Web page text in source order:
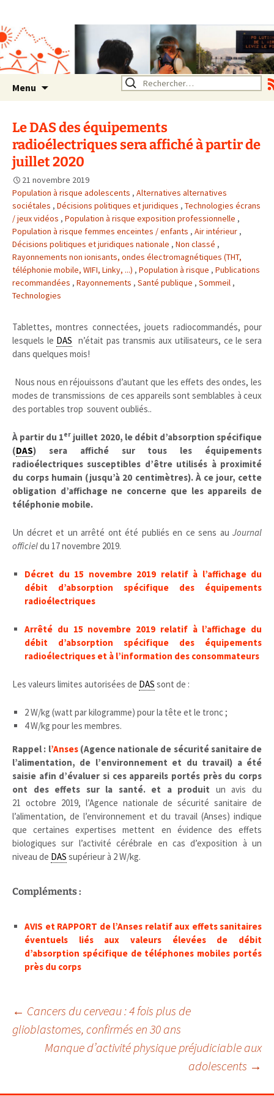
Rhône Alpes
Un environnement sain pour
la santé de tous
Menu Rechercher :
Le DAS des équipements
radioélectriques sera affiché à partir de
juillet 2020
21 novembre 2019
Population à risque adolescents , Alternatives alternatives
sociétales , Décisions politiques et juridiques , Technologies écrans
/ jeux vidéos , Population à risque exposition professionnelle ,
Population à risque femmes enceintes / enfants , Air intérieur ,
Décisions politiques et juridiques nationale , Non classé ,
Rayonnements non ionisants, ondes électromagnétiques (THT,
téléphonie mobile, WIFI, Linky, ...) , Population à risque , Publications
recommandées , Rayonnements , Santé publique , Sommeil ,
Technologies
Tablettes, montres connectées, jouets radiocommandés, pour
lesquels le DAS n’était pas transmis aux utilisateurs, ce le sera
dans quelques mois!
Nous nous en réjouissons d’autant que les effets des ondes, les
modes de transmissions de ces appareils sont semblables à ceux
des portables trop souvent oubliés..
À partir du 1er juillet 2020, le débit d’absorption spécifique
(DAS) sera affiché sur tous les équipements
radioélectriques susceptibles d’être utilisés à proximité
du corps humain (jusqu’à 20 centimètres). À ce jour, cette
obligation d’affichage ne concerne que les appareils de
téléphonie mobile.
Un décret et un arrêté ont été publiés en ce sens au Journal
officieldu 17 novembre 2019.
Décret du 15 novembre 2019 relatif à l’affichage du
débit d’absorption spécifique des équipements
radioélectriques
Arrêté du 15 novembre 2019 relatif à l’affichage du
débit d’absorption spécifique des équipements
radioélectriques et à l’information des consommateurs
Les valeurs limites autorisées de DAS sont de :
2 W/kg (watt par kilogramme) pour la tête et le tronc ;
4 W/kg pour les membres.
Rappel : l’Anses(Agence nationale de sécurité sanitaire de
l’alimentation, de l’environnement et du travail) a été
saisie afin d’évaluer si ces appareils portés près du corps
ont des effets sur la santé. et a produit un avis du
21 octobre 2019, l’Agence nationale de sécurité sanitaire de
l’alimentation, de l’environnement et du travail (Anses) indique
que certaines expertises mettent en évidence des effets
biologiques sur l’activité cérébrale en cas d’exposition à un
niveau de DAS supérieur à 2 W/kg.
Compléments :
AVIS et RAPPORT de l’Anses relatif aux effets sanitaires
éventuels liés aux valeurs élevées de débit
d’absorption spécifique de téléphones mobiles portés
près du corps
Navigation
des
← Cancers du cerveau : 4 fois plus de
glioblastomes, confirmés en 30 ans
Manque d’activité physique préjudiciable aux
adolescents →